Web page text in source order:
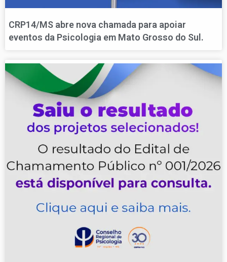
CRP14/MS abre nova chamada para apoiar
eventos da Psicologia em Mato Grosso do Sul.